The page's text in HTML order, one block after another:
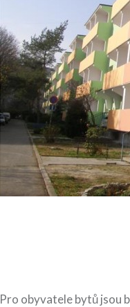
Pro obyvatele bytů jsou